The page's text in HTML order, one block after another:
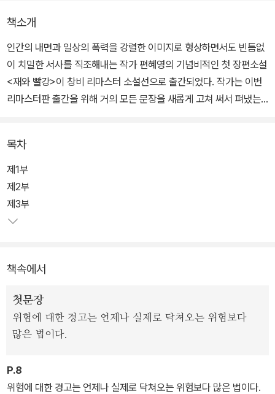
책소개
인간의 내면과 일상의 폭력을 강렬한 이미지로 형상하면서도 빈틈없
이 치밀한 서사를 직조해내는 작가 편혜영의 기념비적인 첫 장편소설
<재와 빨강>이 창비 리마스터 소설선으로 출간되었다. 작가는 이번
리마스터판 출간을 위해 거의 모든 문장을 새롭게 고쳐 써서 펴냈는
지니게 되었다.
2010년에 처음 쓰인 <재와 빨강>은 지금 읽어보면 ‘코로나19’를 예
언하는 듯한 내용이라 충격과 감탄을 자아낸다. 발열과 기침으로 서
서히 퍼져나가는 원인 모를 팬데믹, 격리와 거리 두기를 거치며 사람
상상력에 밀도 높은 문장으로 극단적인 상황에서의 인간성 상실, 소
있는 것도 이 때문이다.
<재와 빨강>은 묵시록적이고 기괴한 요소들이 다분하면서도 현실적
빼어나게 빚어진 장편의 세계를 다시 한번 확인시켜준다.
목차
제1부
제2부
제3부
책속에서
첫문장
위험에 대한 경고는 언제나 실제로 닥쳐오는 위험보다
많은 법이다.
P.8
위험에 대한 경고는 언제나 실제로 닥쳐오는 위험보다 많은 법이다.